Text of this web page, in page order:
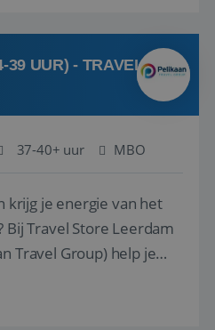
39 UUR) - TRAVEL
37-40+ uur MBO
krijg je energie van het
Travel Group) help je
van elke reis een